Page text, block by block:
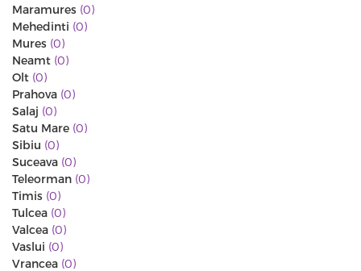
Maramures (0)
Mehedinti (0)
Mures (0)
Neamt (0)
Olt (0)
Prahova (0)
Salaj (0)
Satu Mare (0)
Sibiu (0)
Suceava (0)
Teleorman (0)
Timis (0)
Tulcea (0)
Valcea (0)
Vaslui (0)
Vrancea (0)